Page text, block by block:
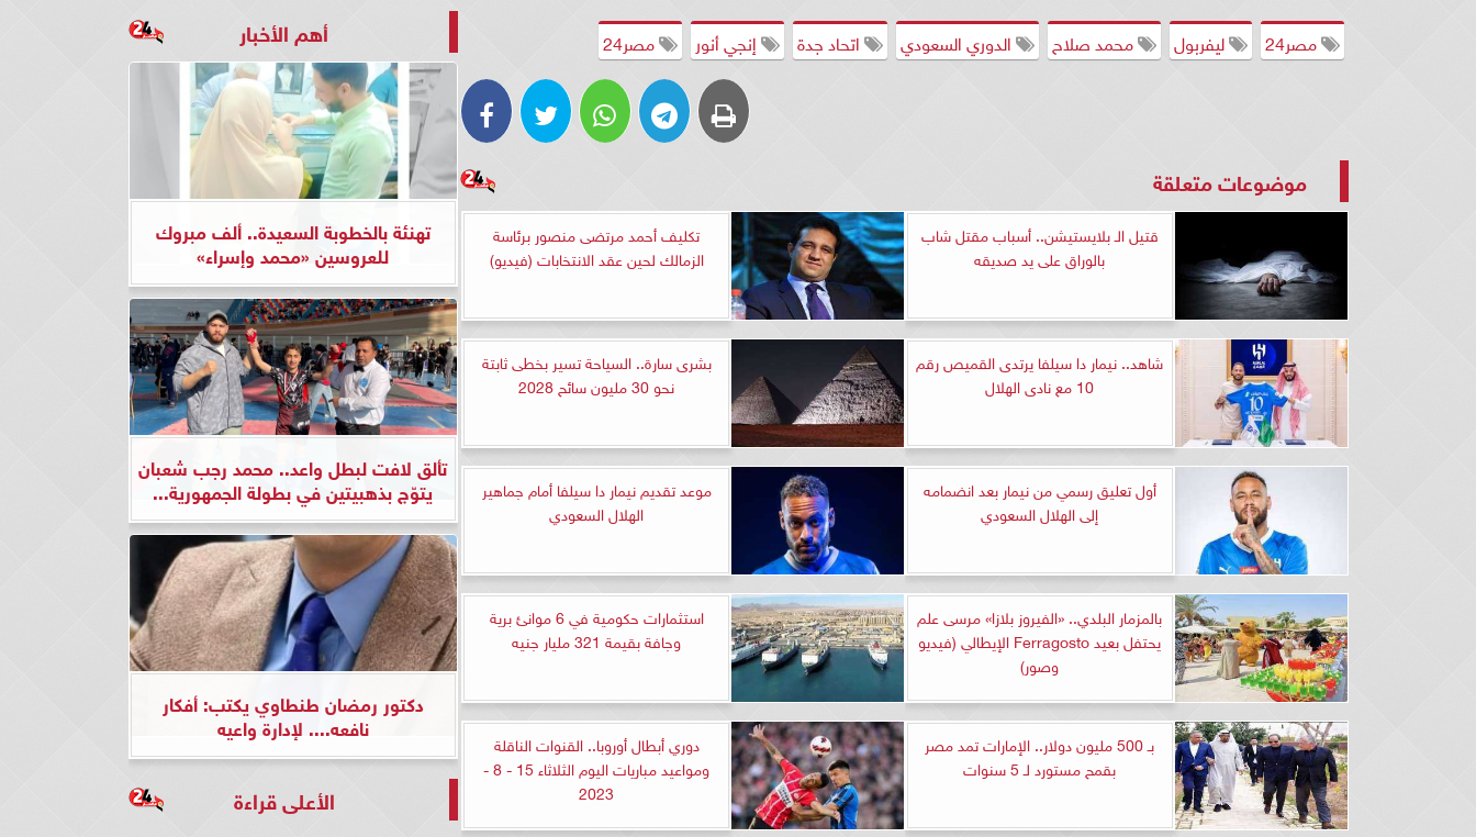
مصر24
ليفربول محمد صلاح الدوري السعودي اتحاد جدة إنجي أنور مصر24
موضوعات متعلقة
قتيل الـ بلايستيشن.. أسباب مقتل شاب
بالوراق على يد صديقه
تكليف أحمد مرتضى منصور برئاسة
الزمالك لحين عقد الانتخابات (فيديو)
شاهد.. نيمار دا سيلفا يرتدى القميص رقم
10 مع نادى الهلال
بشرى سارة.. السياحة تسير بخطى ثابتة
نحو 30 مليون سائح 2028
أول تعليق رسمي من نيمار بعد انضمامه
إلى الهلال السعودي
موعد تقديم نيمار دا سيلفا أمام جماهير
الهلال السعودي
بالمزمار البلدي.. «الفيروز بلازا» مرسى علم
يحتفل بعيد Ferragosto الإيطالي (فيديو
وصور)
استثمارات حكومية في 6 موانئ برية
وجافة بقيمة 321 مليار جنيه
بـ 500 مليون دولار.. الإمارات تمد مصر
بقمح مستورد لـ 5 سنوات
دوري أبطال أوروبا.. القنوات الناقلة
ومواعيد مباريات اليوم الثلاثاء 15 - 8 -
2023
أهم الأخبار
تهنئة بالخطوبة السعيدة.. ألف مبروك
للعروسين «محمد وإسراء»
تألق لافت لبطل واعد.. محمد رجب شعبان
يتوّج بذهبيتين في بطولة الجمهورية...
دكتور رمضان طنطاوي يكتب: أفكار
نافعه.... لإدارة واعيه
الأعلى قراءة